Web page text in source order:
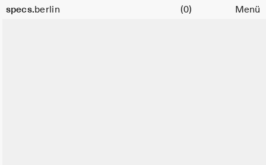
specs.berlin
Warenkorb (0) Menü
Größe
48